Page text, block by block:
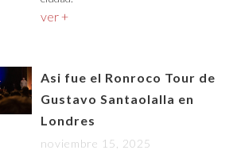
ver +
Asi fue el Ronroco Tour de
Gustavo Santaolalla en
Londres
noviembre 15, 2025